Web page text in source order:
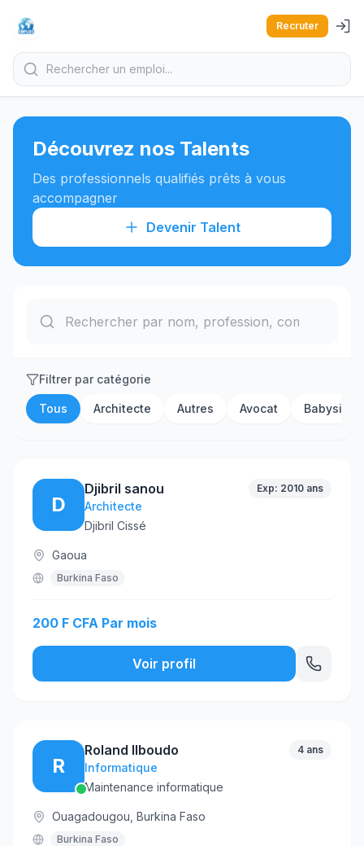
Recruter
Découvrez nos Talents
Des professionnels qualifiés prêts à vous
accompagner
Devenir Talent
Filtrer par catégorie
Tous Architecte Autres Avocat Babysitter
D
Djibril sanou
Architecte
Exp: 2010 ans
Djibril Cissé
Gaoua
Burkina Faso
200 F CFA Par mois
Voir profil
R
Roland Ilboudo
Informatique
4 ans
Maintenance informatique
Ouagadougou, Burkina Faso
Burkina Faso